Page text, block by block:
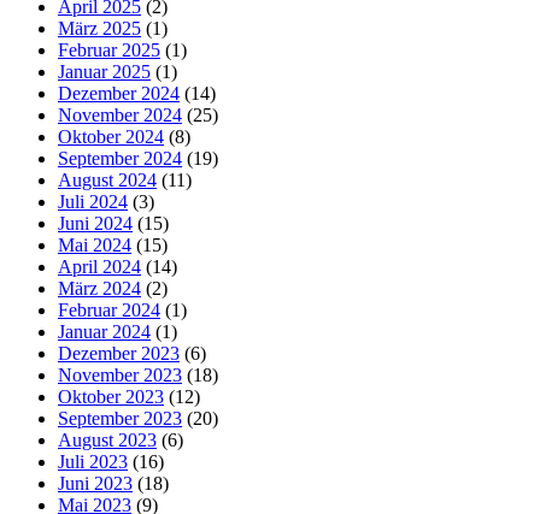
April 2025 (2)
März 2025 (1)
Februar 2025 (1)
Januar 2025 (1)
Dezember 2024 (14)
November 2024 (25)
Oktober 2024 (8)
September 2024 (19)
August 2024 (11)
Juli 2024 (3)
Juni 2024 (15)
Mai 2024 (15)
April 2024 (14)
März 2024 (2)
Februar 2024 (1)
Januar 2024 (1)
Dezember 2023 (6)
November 2023 (18)
Oktober 2023 (12)
September 2023 (20)
August 2023 (6)
Juli 2023 (16)
Juni 2023 (18)
Mai 2023 (9)